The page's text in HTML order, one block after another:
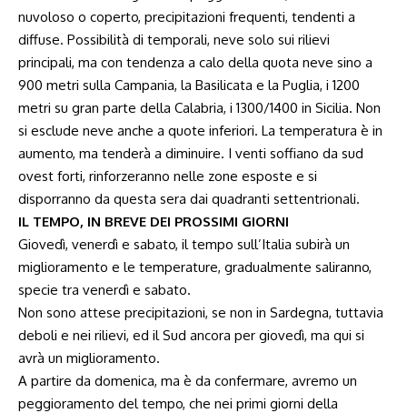
nuvoloso o coperto, precipitazioni frequenti, tendenti a
diffuse. Possibilità di temporali, neve solo sui rilievi
principali, ma con tendenza a calo della quota neve sino a
900 metri sulla Campania, la Basilicata e la Puglia, i 1200
metri su gran parte della Calabria, i 1300/1400 in Sicilia. Non
si esclude neve anche a quote inferiori. La temperatura è in
aumento, ma tenderà a diminuire. I venti soffiano da sud
ovest forti, rinforzeranno nelle zone esposte e si
disporranno da questa sera dai quadranti settentrionali.
IL TEMPO, IN BREVE DEI PROSSIMI GIORNI
Giovedì, venerdì e sabato, il tempo sull’Italia subirà un
miglioramento e le temperature, gradualmente saliranno,
specie tra venerdì e sabato.
Non sono attese precipitazioni, se non in Sardegna, tuttavia
deboli e nei rilievi, ed il Sud ancora per giovedì, ma qui si
avrà un miglioramento.
A partire da domenica, ma è da confermare, avremo un
peggioramento del tempo, che nei primi giorni della